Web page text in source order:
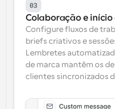
03
Colaboração e
Configure fluxos de
briefs criativos e
Lembretes
de marca mantêm os
clientes sincronizados